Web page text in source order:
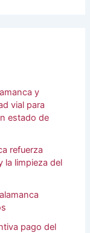
y
vial para
estado de
refuerza
la limpieza del
pago del